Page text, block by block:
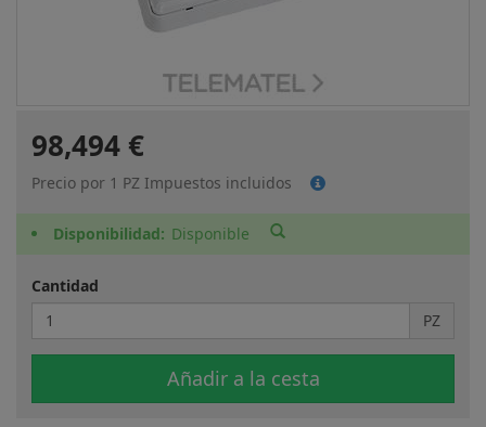
98,494 €
Precio por 1 PZ Impuestos incluidos
Disponibilidad Disponible
Cantidad
PZ
Añadir a la cesta